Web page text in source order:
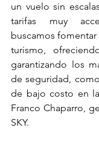
un vuelo sin
tarifas muy
buscamos
turismo,
garantizando los
de seguridad,
de bajo costo en
Franco Chaparro,
SKY.